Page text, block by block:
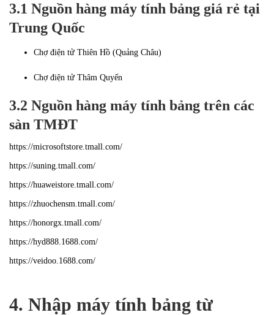
3.1 Nguồn hàng máy tính bảng giá rẻ tại
Trung Quốc
Chợ điện tử Thiên Hồ (Quảng Châu)
Chợ điện tử Thâm Quyến
3.2 Nguồn hàng máy tính bảng trên các
sàn TMĐT
https://microsoftstore.tmall.com/
https://suning.tmall.com/
https://huaweistore.tmall.com/
https://zhuochensm.tmall.com/
https://honorgx.tmall.com/
https://hyd888.1688.com/
https://veidoo.1688.com/
4. Nhập máy tính bảng từ